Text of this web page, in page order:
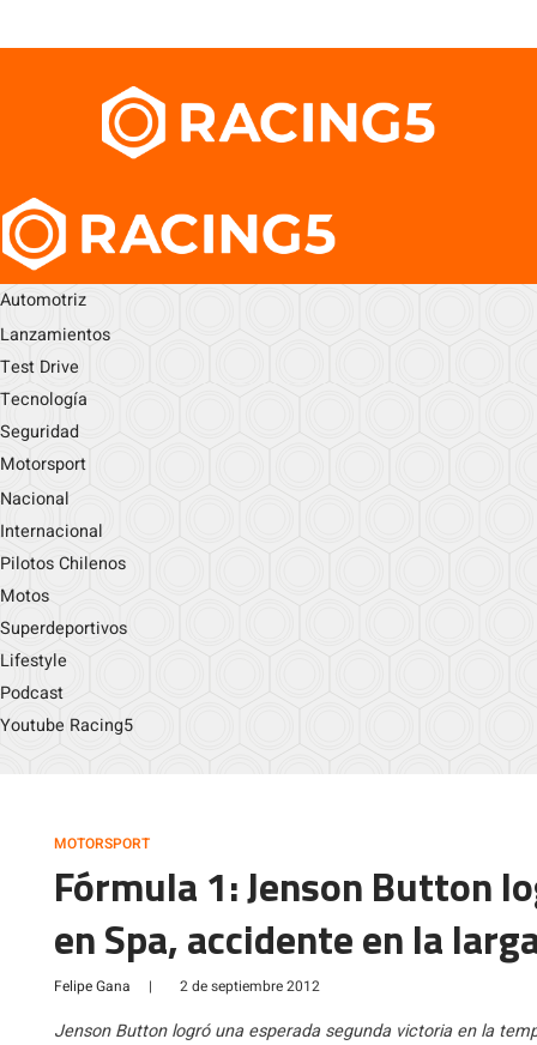
Automotriz
Lanzamientos
Test Drive
Tecnología
Seguridad
Motorsport
Nacional
Internacional
Pilotos Chilenos
Motos
Superdeportivos
Lifestyle
Podcast
Youtube Racing5
MOTORSPORT
Fórmula 1: Jenson Button
en Spa, accidente en la
Felipe Gana | 2 de septiembre 2012
Jenson Button logró una esperada segunda victoria en la